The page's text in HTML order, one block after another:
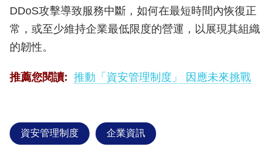
DDoS攻擊導致服務中斷，如何在最短時間內恢復正
常，或至少維持企業最低限度的營運，以展現其組織
的韌性。
推薦您閱讀: 推動「資安管理制度」 因應未來挑戰
資安管理制度 企業資訊